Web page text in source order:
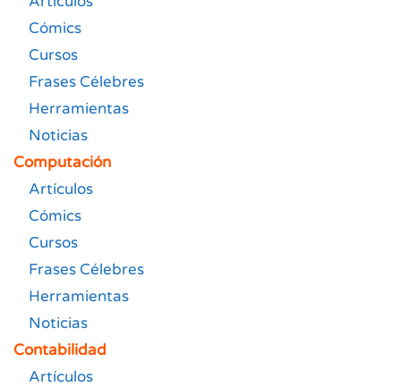
Cómics
Cursos
Frases Célebres
Herramientas
Noticias
Computación
Artículos
Cómics
Cursos
Frases Célebres
Herramientas
Noticias
Contabilidad
Artículos